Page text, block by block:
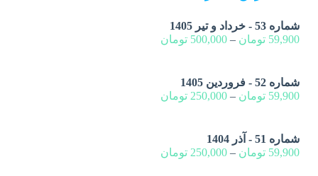
شماره 53 - خرداد و تیر 1405
59,900 تومان –
500,000 تومان
شماره 52 - فروردین 1405
59,900 تومان –
250,000 تومان
شماره 51 - آذر 1404
59,900 تومان –
250,000 تومان